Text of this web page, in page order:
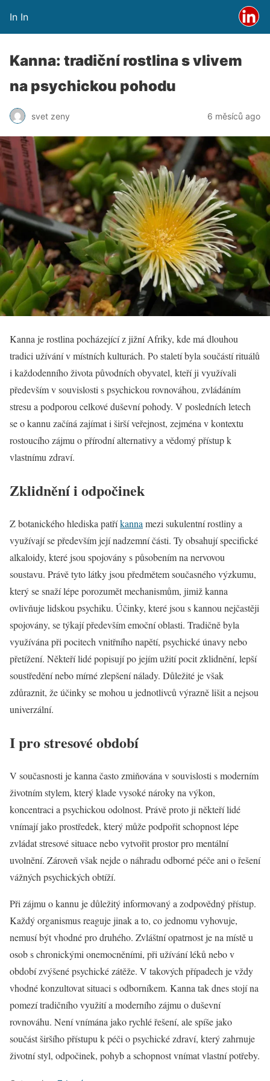
In In
Kanna: tradiční rostlina s vlivem
na psychickou pohodu
svet zeny 6 měsíců ago
Kanna je rostlina pocházející z jižní Afriky, kde má dlouhou
tradici užívání v místních kulturách. Po staletí byla součástí rituálů
i každodenního života původních obyvatel, kteří ji využívali
především v souvislosti s psychickou rovnováhou, zvládáním
stresu a podporou celkové duševní pohody. V posledních letech
se o kannu začíná zajímat i širší veřejnost, zejména v kontextu
rostoucího zájmu o přírodní alternativy a vědomý přístup k
vlastnímu zdraví.
Zklidnění i odpočinek
Z botanického hlediska patříkanna mezi sukulentní rostliny a
využívají se především její nadzemní části. Ty obsahují specifické
alkaloidy, které jsou spojovány s působením na nervovou
soustavu. Právě tyto látky jsou předmětem současného výzkumu,
který se snaží lépe porozumět mechanismům, jimiž kanna
ovlivňuje lidskou psychiku. Účinky, které jsou s kannou nejčastěji
spojovány, se týkají především emoční oblasti. Tradičně byla
využívána při pocitech vnitřního napětí, psychické únavy nebo
přetížení. Někteří lidé popisují po jejím užití pocit zklidnění, lepší
soustředění nebo mírné zlepšení nálady. Důležité je však
zdůraznit, že účinky se mohou u jednotlivců výrazně lišit a nejsou
univerzální.
I pro stresové období
V současnosti je kanna často zmiňována v souvislosti s moderním
životním stylem, který klade vysoké nároky na výkon,
koncentraci a psychickou odolnost. Právě proto ji někteří lidé
vnímají jako prostředek, který může podpořit schopnost lépe
zvládat stresové situace nebo vytvořit prostor pro mentální
uvolnění. Zároveň však nejde o náhradu odborné péče ani o řešení
vážných psychických obtíží.
Při zájmu o kannu je důležitý informovaný a zodpovědný přístup.
Každý organismus reaguje jinak a to, co jednomu vyhovuje,
nemusí být vhodné pro druhého. Zvláštní opatrnost je na místě u
osob s chronickými onemocněními, při užívání léků nebo v
období zvýšené psychické zátěže. V takových případech je vždy
vhodné konzultovat situaci s odborníkem. Kanna tak dnes stojí na
pomezí tradičního využití a moderního zájmu o duševní
rovnováhu. Není vnímána jako rychlé řešení, ale spíše jako
součást širšího přístupu k péči o psychické zdraví, který zahrnuje
životní styl, odpočinek, pohyb a schopnost vnímat vlastní potřeby.